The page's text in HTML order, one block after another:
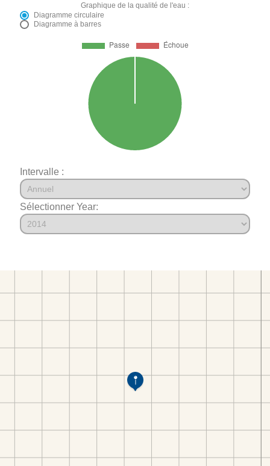
Graphique de la qualité de l'eau :
Diagramme circulaire
Diagramme à barres
Intervalle :
Sélectionner Year: